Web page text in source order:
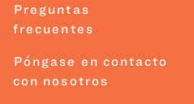
Preguntas
frecuentes
Póngase en contacto
con nosotros